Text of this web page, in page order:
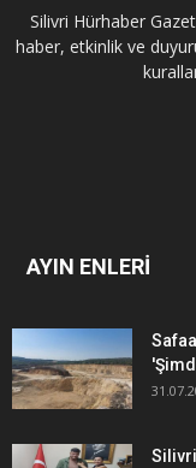
Silivri Hürhaber
haber, etkinlik ve
AYIN ENLERİ